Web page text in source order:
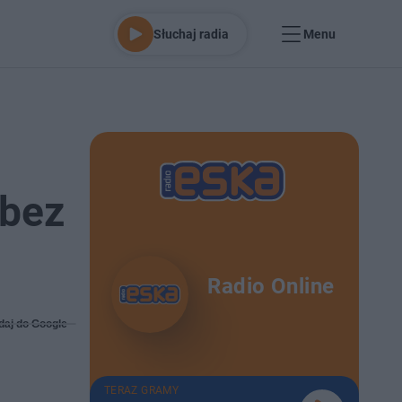
Słuchaj radia Menu
do Google
Radio Online
TERAZ GRAMY